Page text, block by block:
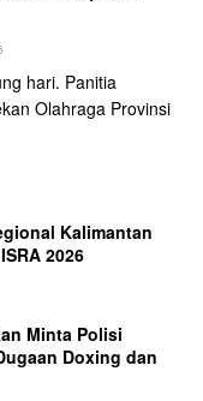
hari. Panitia
Olahraga Provinsi
Kalimantan
2026
Minta Polisi
Doxing dan